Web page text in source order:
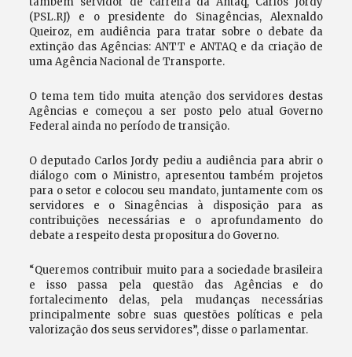
(PSL.RJ) e o presidente do Sinagências, Alexnaldo
Queiroz, em audiência para tratar sobre o debate da
extinção das Agências: ANTT e ANTAQ e da criação de
uma Agência Nacional de Transporte.
O tema tem tido muita atenção dos servidores destas
Agências e começou a ser posto pelo atual Governo
Federal ainda no período de transição.
O deputado Carlos Jordy pediu a audiência para abrir o
diálogo com o Ministro, apresentou também projetos
para o setor e colocou seu mandato, juntamente com os
servidores e o Sinagências à disposição para as
contribuições necessárias e o aprofundamento do
debate a respeito desta propositura do Governo.
“Queremos contribuir muito para a sociedade brasileira
e isso passa pela questão das Agências e do
fortalecimento delas, pela mudanças necessárias
principalmente sobre suas questões políticas e pela
valorização dos seus servidores”, disse o parlamentar.